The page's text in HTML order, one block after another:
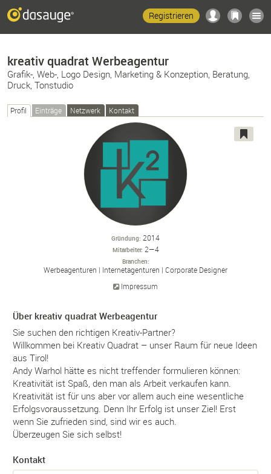
Registrieren
kreativ quadrat Werbeagentur
Grafik-, Web-, Logo Design, Marketing & Konzeption, Beratung,
Druck, Tonstudio
Profil Einträge Netzwerk Kontakt
Gründung 2014
Mitarbeiter 2—4
Branchen
Werbeagenturen Internetagenturen
Corporate Designer
Impressum
Über kreativ quadrat Werbeagentur
Sie suchen den richtigen Kreativ-Partner?
Willkommen bei Kreativ Quadrat – unser Raum für neue Ideen
aus Tirol!
Andy Warhol hätte es nicht treffender formulieren können:
Kreativität ist Spaß, den man als Arbeit verkaufen kann.
Kreativität ist für uns aber vor allem auch eine wesentliche
Erfolgsvoraussetzung. Denn Ihr Erfolg ist unser Ziel! Erst
wenn Sie zufrieden sind, sind wir es auch.
Überzeugen Sie sich selbst!
Kontakt